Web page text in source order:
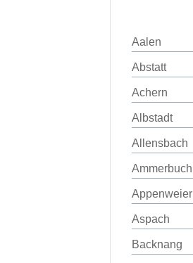
Aalen
Abstatt
Achern
Albstadt
Allensbach
Ammerbuch
Appenweier
Aspach
Backnang